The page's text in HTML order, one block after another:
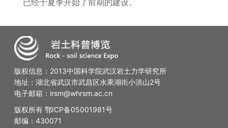
已经于夏季开始了前期的建设。
版权信息：2013中国科学院武汉岩土力学研究所
地址：湖北省武汉市武昌区水果湖街小洪山2号
电子邮箱：irsm@whrsm.ac.cn
版权所有 鄂ICP备05001981号
邮编：430071